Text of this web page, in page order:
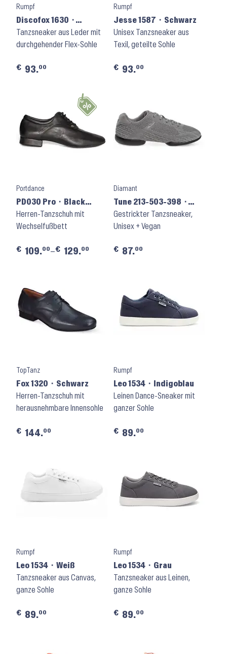
Rumpf
Discofox 1630 ⬝
Schwarz
Tanzsneaker aus Leder mit
durchgehender Flex-Sohle
€ 93.00
Rumpf
Jesse 1587 ⬝ Schwarz
Unisex Tanzsneaker aus
Texil, geteilte Sohle
€ 93.00
Portdance
PD030 Pro ⬝ Black
Leather
Herren-Tanzschuh mit
Wechselfußbett
€ 109.00–€ 129.00
Diamant
Tune 213-503-398 ⬝
Silbergrau meliert
Gestrickter Tanzsneaker,
Unisex + Vegan
€ 87.00
TopTanz
Fox 1320 ⬝ Schwarz
Herren-Tanzschuh mit
herausnehmbare Innensohle
€ 144.00
Rumpf
Leo 1534 ⬝ Indigoblau
Leinen Dance-Sneaker mit
ganzer Sohle
€ 89.00
Rumpf
Leo 1534 ⬝ Weiß
Tanzsneaker aus Canvas,
ganze Sohle
€ 89.00
Rumpf
Leo 1534 ⬝ Grau
Tanzsneaker aus Leinen,
ganze Sohle
€ 89.00